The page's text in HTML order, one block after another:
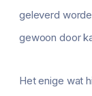
geleverd
gewoon door
Het enige wat